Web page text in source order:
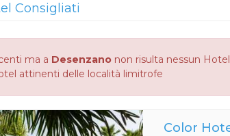
Consigliati
ma a Desenzanonon risulta nessun Hotel
attinenti delle località limitrofe
Color